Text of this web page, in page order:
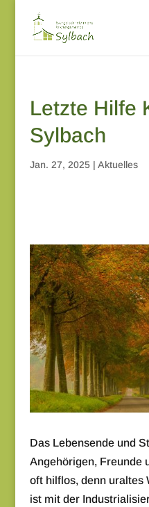
Letzte Hilfe
Sylbach
Jan. 27, 2025| Aktuelles
Das Lebensende und
Angehörigen, Freunde
oft hilflos, denn uraltes
ist mit der